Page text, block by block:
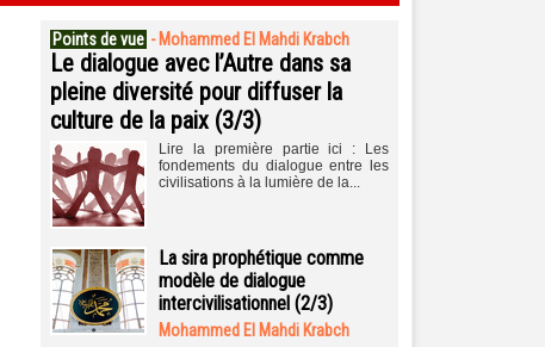
Points de vue - Mohammed El Mahdi Krabch
Le dialogue avec l’Autre dans sa
pleine diversité pour diffuser la
culture de la paix (3/3)
Lire la première partie ici : Les
fondements du dialogue entre les
civilisations à la lumière de la...
La sira prophétique comme
modèle de dialogue
intercivilisationnel (2/3)
Mohammed El Mahdi Krabch